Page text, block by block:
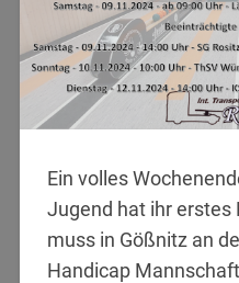
Ein volles
Jugend hat ihr erstes
muss in Gößnitz an
Handicap